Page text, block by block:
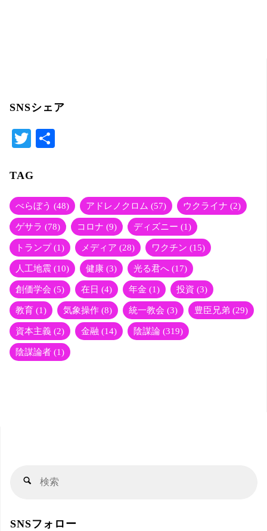
SNSシェア
T
tte
r
TAG
べらぼう (48) アドレノクロム (57) ウクライナ (2)
ゲサラ (78) コロナ (9) ディズニー (1)
トランプ(1) メディア (28) ワクチン (15)
人工地震 (10) 健康 (3) 光る君へ (17)
創価学会 (5) 在日 (4) 年金 (1) 投資 (3)
教育 (1) 気象操作 (8) 統一教会 (3) 豊臣兄弟 (29)
資本主義 (2) 金融 (14) 陰謀論 (319)
陰謀論者 (1)
検
SNSフォロー